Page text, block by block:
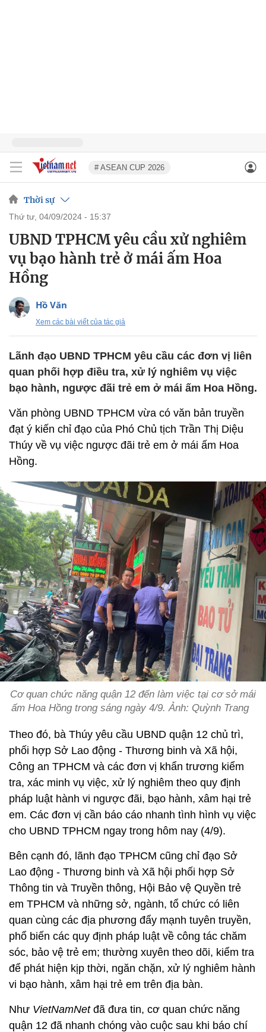
# ASEAN CUP 2026
Thời sự
thứ tư, 04/09/2024 - 15:37
UBND TPHCM yêu cầu xử nghiêm
vụ bạo hành trẻ ở mái ấm Hoa
Hồng
Hồ Văn
Xem các bài viết của tác giả
Lãnh đạo UBND TPHCM yêu cầu các đơn vị liên
quan phối hợp điều tra, xử lý nghiêm vụ việc
bạo hành, ngược đãi trẻ em ở mái ấm Hoa Hồng.
Văn phòng UBND TPHCM vừa có văn bản truyền
đạt ý kiến chỉ đạo của Phó Chủ tịch Trần Thị Diệu
Thúy về vụ việc ngược đãi trẻ em ở mái ấm Hoa
Hồng.
Cơ quan chức năng quận 12 đến làm việc tại cơ sở mái
ấm Hoa Hồng trong sáng ngày 4/9. Ảnh: Quỳnh Trang
Theo đó, bà Thúy yêu cầu UBND quận 12 chủ trì,
phối hợp Sở Lao động - Thương binh và Xã hội,
Công an TPHCM và các đơn vị khẩn trương kiểm
tra, xác minh vụ việc, xử lý nghiêm theo quy định
pháp luật hành vi ngược đãi, bạo hành, xâm hại trẻ
em. Các đơn vị cần báo cáo nhanh tình hình vụ việc
cho UBND TPHCM ngay trong hôm nay (4/9).
Bên cạnh đó, lãnh đạo TPHCM cũng chỉ đạo Sở
Lao động - Thương binh và Xã hội phối hợp Sở
Thông tin và Truyền thông, Hội Bảo vệ Quyền trẻ
em TPHCM và những sở, ngành, tổ chức có liên
quan cùng các địa phương đẩy mạnh tuyên truyền,
phổ biến các quy định pháp luật về công tác chăm
sóc, bảo vệ trẻ em; thường xuyên theo dõi, kiểm tra
để phát hiện kịp thời, ngăn chặn, xử lý nghiêm hành
vi bạo hành, xâm hại trẻ em trên địa bàn.
Như VietNamNetđã đưa tin, cơ quan chức năng
quận 12 đã nhanh chóng vào cuộc sau khi báo chí